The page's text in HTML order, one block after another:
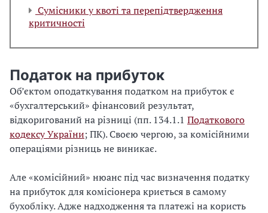
Сумісники у квоті та перепідтвердження
критичності
Податок на прибуток
Об’єктом оподаткування податком на прибуток є
«бухгалтерський» фінансовий результат,
відкоригований на різниці (пп. 134.1.1 Податкового
кодексу України; ПК). Своєю чергою, за комісійними
операціями різниць не виникає.
Але «комісійний» нюанс під час визначення податку
на прибуток для комісіонера криється в самому
бухобліку. Адже надходження та платежі на користь